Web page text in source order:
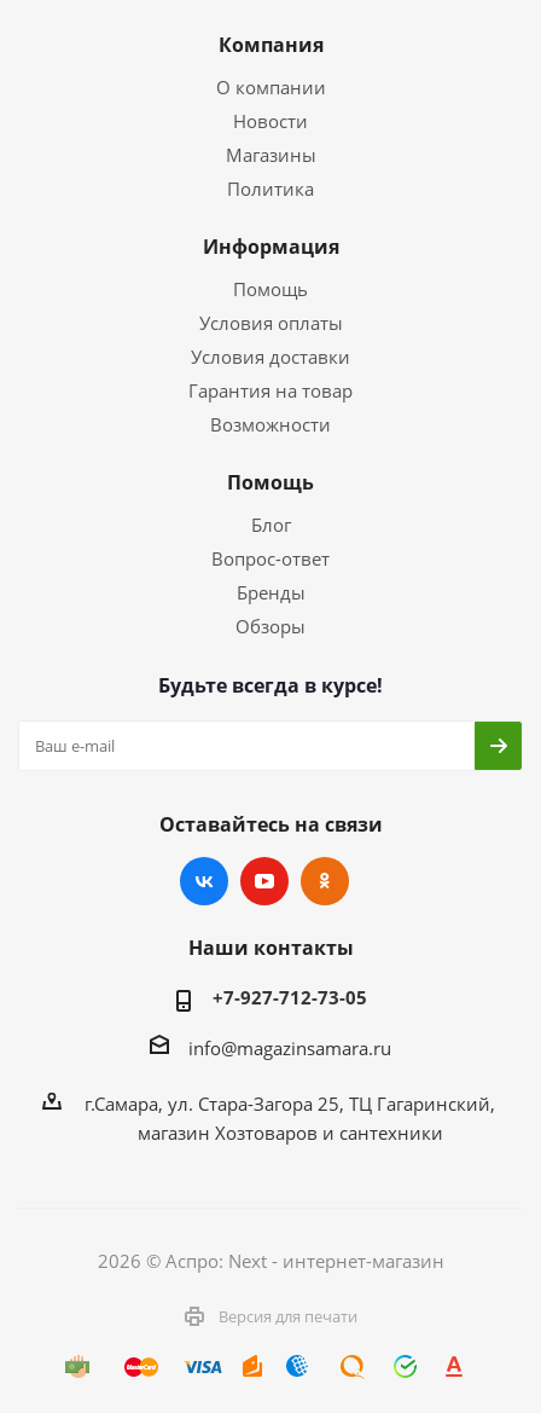
Компания
О компании
Новости
Магазины
Политика
Информация
Помощь
Условия оплаты
Условия доставки
Гарантия на товар
Возможности
Помощь
Блог
Вопрос-ответ
Бренды
Обзоры
Будьте всегда в курсе!
Оставайтесь на связи
Наши контакты
+7-927-712-73-05
info@magazinsamara.ru
г.Самара, ул. Стара-Загора 25, ТЦ Гагаринский,
магазин Хозтоваров и сантехники
2026 © Аспро: Next - интернет-магазин
Версия для печати